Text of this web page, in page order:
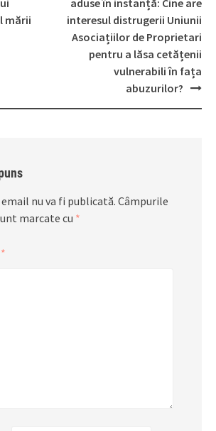
mării
interesul distrugerii Uniunii
Asociațiilor de Proprietari
pentru a lăsa cetățenii
vulnerabili în fața
abuzurilor?
email nu va fi publicată. Câmpurile
marcate cu *
*